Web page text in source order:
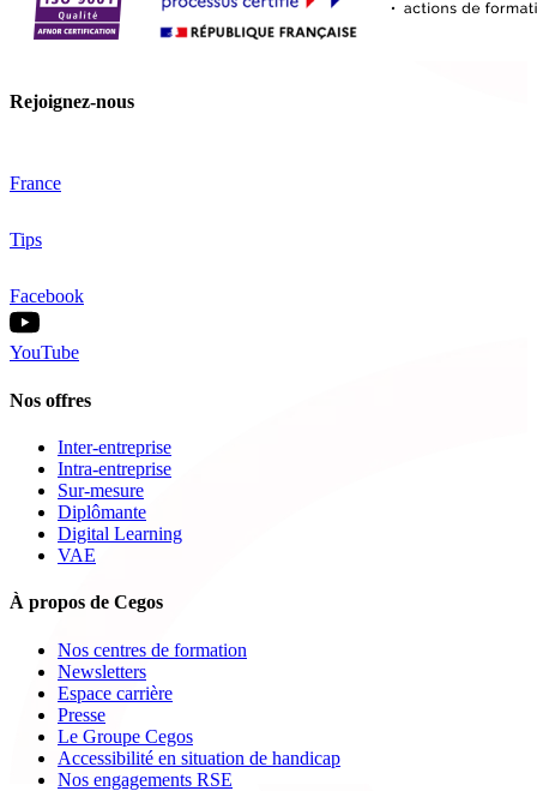
Rejoignez-nous
France
Tips
Facebook
YouTube
Nos offres
Inter-entreprise
Intra-entreprise
Sur-mesure
Diplômante
Digital Learning
VAE
À propos de Cegos
Nos centres de formation
Newsletters
Espace carrière
Presse
Le Groupe Cegos
Accessibilité en situation de handicap
Nos engagements RSE